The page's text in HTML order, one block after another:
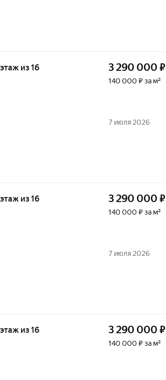
из 16 3 290 000 ₽
140 000 ₽ за м²
7 июля 2026
из 16 3 290 000 ₽
140 000 ₽ за м²
7 июля 2026
из 16 3 290 000 ₽
140 000 ₽ за м²